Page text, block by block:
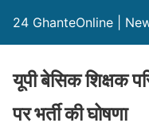
24 GhanteOnline |
यूपी बेसिक शिक्षक
पर भर्ती की घोषणा